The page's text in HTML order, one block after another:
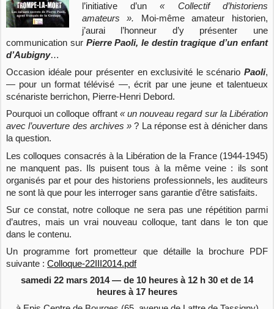
l’initiative d’un« Collectif d’historiens
amateurs ». Moi-même amateur historien,
j’aurai l’honneur d’y présenter une
communication sur Pierre Paoli, le destin tragique d’un enfant
d’Aubigny…
Occasion idéale pour présenter en exclusivité le scénario Paoli,
— pour un format télévisé —, écrit par une jeune et talentueux
scénariste berrichon, Pierre-Henri Debord.
Pourquoi un colloque offrant « un nouveau regard sur la Libération
avec l’ouverture des archives » ? La réponse est à dénicher dans
la question.
Les colloques consacrés à la Libération de la France (1944-1945)
ne manquent pas. Ils puisent tous à la même veine : ils sont
organisés par et pour des historiens professionnels, les auditeurs
ne sont là que pour les interroger sans garantie d’être satisfaits.
Sur ce constat, notre colloque ne sera pas une répétition parmi
d’autres, mais un vrai nouveau colloque, tant dans le ton que
dans le contenu.
Un programme fort prometteur que détaille la brochure PDF
suivante :Colloque-22III2014.pdf
samedi 22 mars 2014 — de 10 heures à 12 h 30 et de 14
heures à 17 heures